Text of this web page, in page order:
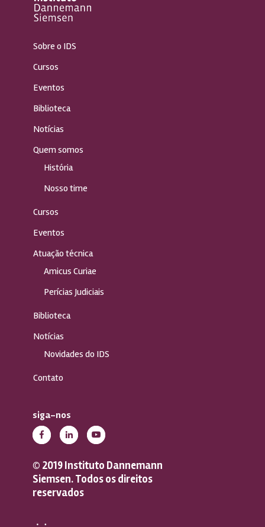
Sobre o IDS
Cursos
Eventos
Biblioteca
Notícias
Quem somos
História
Nosso time
Cursos
Eventos
Atuação técnica
Amicus Curiae
Perícias Judiciais
Biblioteca
Notícias
Novidades do IDS
Contato
siga-nos
© 2019 Instituto Dannemann
Siemsen. Todos os direitos
reservados